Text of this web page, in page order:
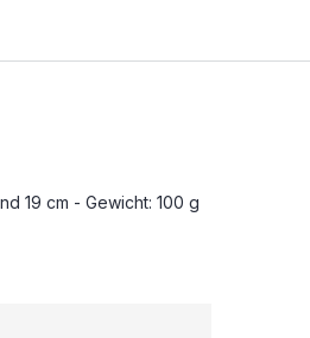
19 cm - Gewicht: 100 g